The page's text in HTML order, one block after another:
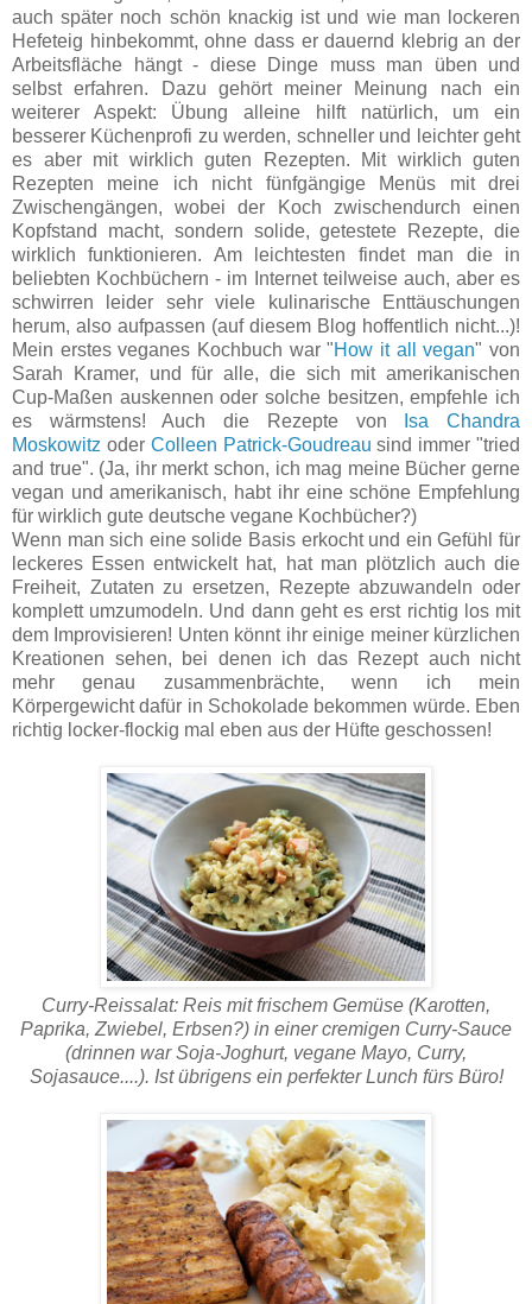
auch später noch schön knackig ist und wie man lockeren
Hefeteig hinbekommt, ohne dass er dauernd klebrig an der
Arbeitsfläche hängt - diese Dinge muss man üben und
selbst erfahren. Dazu gehört meiner Meinung nach ein
weiterer Aspekt: Übung alleine hilft natürlich, um ein
besserer Küchenprofi zu werden, schneller und leichter geht
es aber mit wirklich guten Rezepten. Mit wirklich guten
Rezepten meine ich nicht fünfgängige Menüs mit drei
Zwischengängen, wobei der Koch zwischendurch einen
Kopfstand macht, sondern solide, getestete Rezepte, die
wirklich funktionieren. Am leichtesten findet man die in
beliebten Kochbüchern - im Internet teilweise auch, aber es
schwirren leider sehr viele kulinarische Enttäuschungen
herum, also aufpassen (auf diesem Blog hoffentlich nicht...)!
Mein erstes veganes Kochbuch war "How it all vegan" von
Sarah Kramer, und für alle, die sich mit amerikanischen
Cup-Maßen auskennen oder solche besitzen, empfehle ich
es wärmstens! Auch die Rezepte von
Isa Chandra
Moskowitz oder Colleen Patrick-Goudreau sind immer "tried
and true". (Ja, ihr merkt schon, ich mag meine Bücher gerne
vegan und amerikanisch, habt ihr eine schöne Empfehlung
für wirklich gute deutsche vegane Kochbücher?)
Wenn man sich eine solide Basis erkocht und ein Gefühl für
leckeres Essen entwickelt hat, hat man plötzlich auch die
Freiheit, Zutaten zu ersetzen, Rezepte abzuwandeln oder
komplett umzumodeln. Und dann geht es erst richtig los mit
dem Improvisieren! Unten könnt ihr einige meiner kürzlichen
Kreationen sehen, bei denen ich das Rezept auch nicht
mehr genau zusammenbrächte, wenn ich mein
Körpergewicht dafür in Schokolade bekommen würde. Eben
richtig locker-flockig mal eben aus der Hüfte geschossen!
Curry-Reissalat: Reis mit frischem Gemüse (Karotten,
Paprika, Zwiebel, Erbsen?) in einer cremigen Curry-Sauce
(drinnen war Soja-Joghurt, vegane Mayo, Curry,
Sojasauce....). Ist übrigens ein perfekter Lunch fürs Büro!